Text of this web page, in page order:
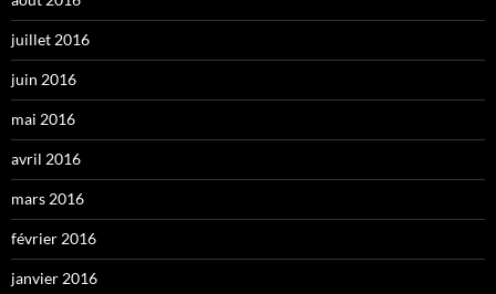
juillet 2016
juin 2016
mai 2016
avril 2016
mars 2016
février 2016
janvier 2016